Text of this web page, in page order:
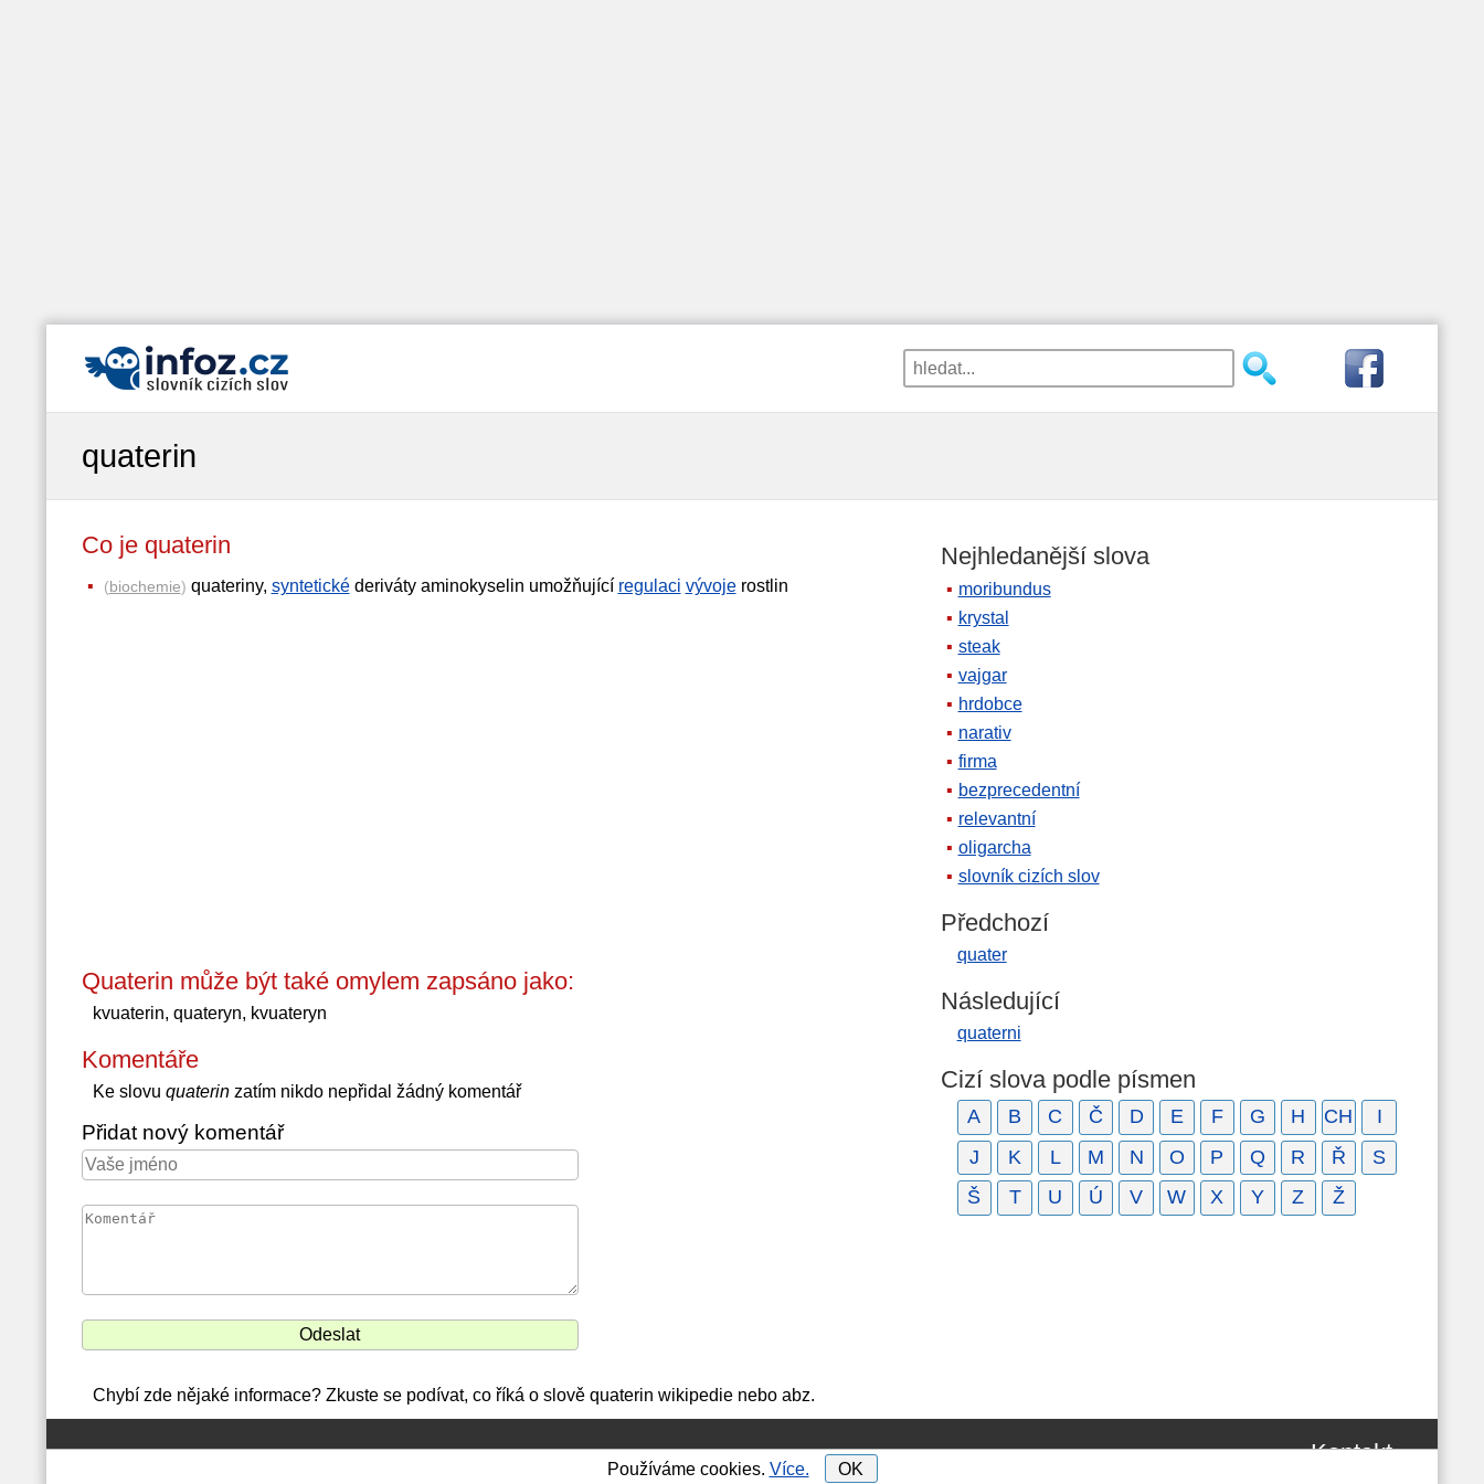
quaterin
Co je quaterin
(biochemie) quateriny, syntetickéderiváty aminokyselin umožňující regulaci vývojerostlin
Quaterin může být také omylem zapsáno jako:
kvuaterin, quateryn, kvuateryn
Komentáře
Ke slovu quaterinzatím nikdo nepřidal žádný komentář
Přidat nový komentář
Chybí zde nějaké informace? Zkuste se podívat, co říká o slově quaterin wikipedie nebo abz.
Nejhledanější slova
moribundus
krystal
steak
vajgar
hrdobce
narativ
firma
bezprecedentní
relevantní
oligarcha
slovník cizích slov
Předchozí
quater
Následující
quaterni
Cizí slova podle písmen
A B C Č D E F G H CH
I
J
K L M N O P Q R Ř
S
Š
T U Ú V W X Y Z Ž
Kontakt
Používáme cookies. Více. OK